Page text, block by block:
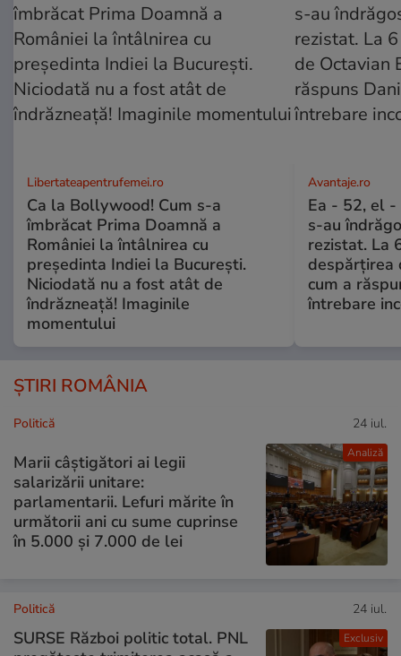
Libertateapentrufemei.ro
Ca la Bollywood! Cum s-a
îmbrăcat Prima Doamnă a
României la întâlnirea cu
președinta Indiei la București.
Niciodată nu a fost atât de
îndrăzneață! Imaginile
momentului
Avantaje.ro
Ea - 52, el -
s-au
rezistat. La
despărțirea
cum a
întrebare
ȘTIRI ROMÂNIA
Analiză
Politică 24 iul.
Marii câștigători ai legii
salarizării unitare:
parlamentarii. Lefuri mărite în
următorii ani cu sume cuprinse
în 5.000 și 7.000 de lei
Exclusiv
Politică 24 iul.
SURSE Război politic total. PNL